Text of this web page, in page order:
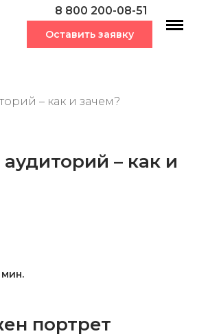
8 800 200-08-51
Оставить заявку
– как и зачем?
– как и
портрет